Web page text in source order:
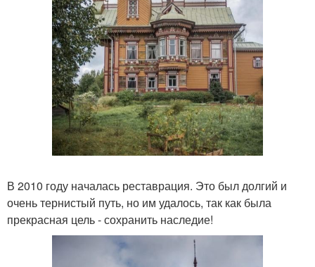
В 2010 году началась реставрация. Это был долгий и
очень тернистый путь, но им удалось, так как была
прекрасная цель - сохранить наследие!